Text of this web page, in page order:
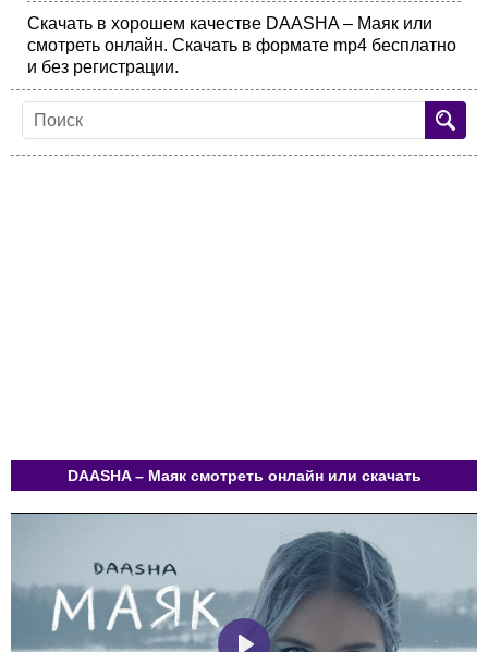
Скачать в хорошем качестве DAASHA – Маяк или
смотреть онлайн. Скачать в формате mp4 бесплатно
и без регистрации.
DAASHA – Маяк смотреть онлайн или скачать